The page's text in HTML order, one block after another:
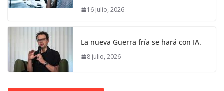
16 julio, 2026
La nueva Guerra fría se hará con IA.
8 julio, 2026